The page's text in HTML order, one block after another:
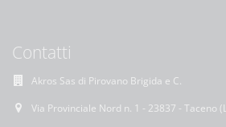
Contatti
Akros Sas di Pirovano Brigida e C.
Via Provinciale Nord n. 1 - 23837 - Taceno